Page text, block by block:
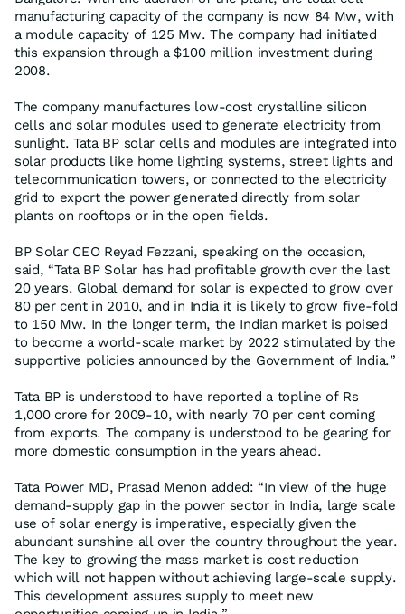
manufacturing capacity of the company is now 84 Mw, with
a module capacity of 125 Mw. The company had initiated
this expansion through a $100 million investment during
2008.
The company manufactures low-cost crystalline silicon
cells and solar modules used to generate electricity from
sunlight. Tata BP solar cells and modules are integrated into
solar products like home lighting systems, street lights and
telecommunication towers, or connected to the electricity
grid to export the power generated directly from solar
plants on rooftops or in the open fields.
BP Solar CEO Reyad Fezzani, speaking on the occasion,
said, “Tata BP Solar has had profitable growth over the last
20 years. Global demand for solar is expected to grow over
80 per cent in 2010, and in India it is likely to grow five-fold
to 150 Mw. In the longer term, the Indian market is poised
to become a world-scale market by 2022 stimulated by the
supportive policies announced by the Government of India.”
Tata BP is understood to have reported a topline of Rs
1,000 crore for 2009-10, with nearly 70 per cent coming
from exports. The company is understood to be gearing for
more domestic consumption in the years ahead.
Tata Power MD, Prasad Menon added: “In view of the huge
demand-supply gap in the power sector in India, large scale
use of solar energy is imperative, especially given the
abundant sunshine all over the country throughout the year.
The key to growing the mass market is cost reduction
which will not happen without achieving large-scale supply.
This development assures supply to meet new